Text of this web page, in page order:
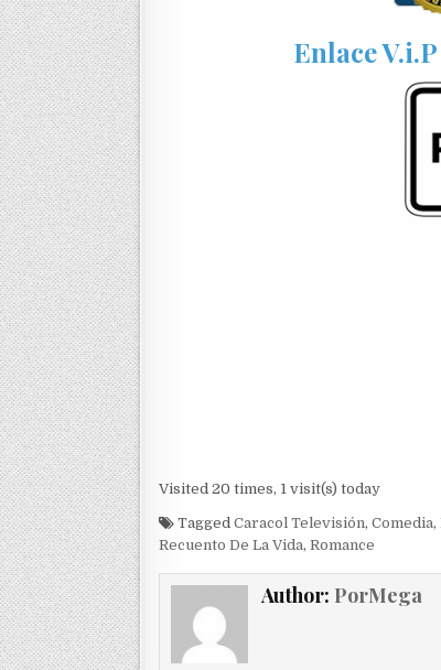
Enlace V.i.P
Visited 20 times, 1 visit(s) today
Tagged Caracol Televisión, Comedia,
Recuento De La Vida, Romance
Author: PorMega